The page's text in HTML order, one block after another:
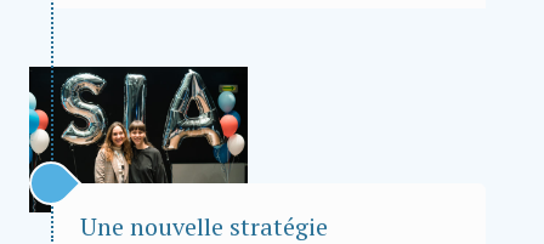
Une nouvelle stratégie